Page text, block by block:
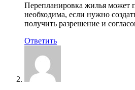
Перепланировка жилья может
необходима, если нужно
получить разрешение и
Ответить